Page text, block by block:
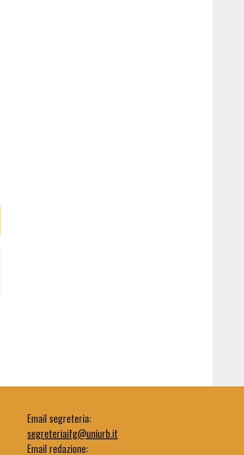
Email segreteria:
segreteriaifg@uniurb.it
Email redazione: